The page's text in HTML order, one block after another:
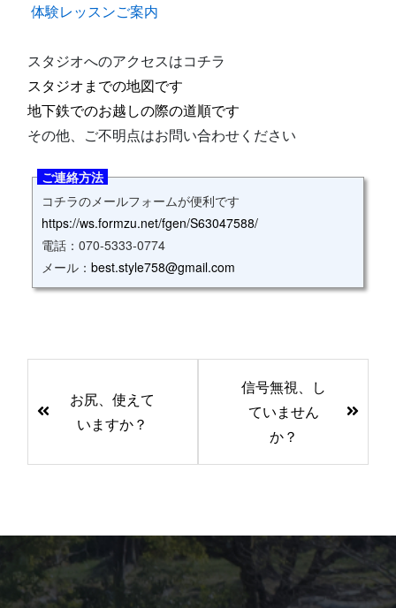
体験レッスンご案内
スタジオへのアクセスはコチラ
スタジオまでの地図です
地下鉄でのお越しの際の道順です
その他、ご不明点はお問い合わせください
ご連絡方法
コチラのメールフォームが便利です
https://ws.formzu.net/fgen/S63047588/
電話：070‐5333‐0774
メール： best.style758@gmail.com
の
の
リ
ン
お尻、使えて
いますか？
信号無視、し
ていません
か？